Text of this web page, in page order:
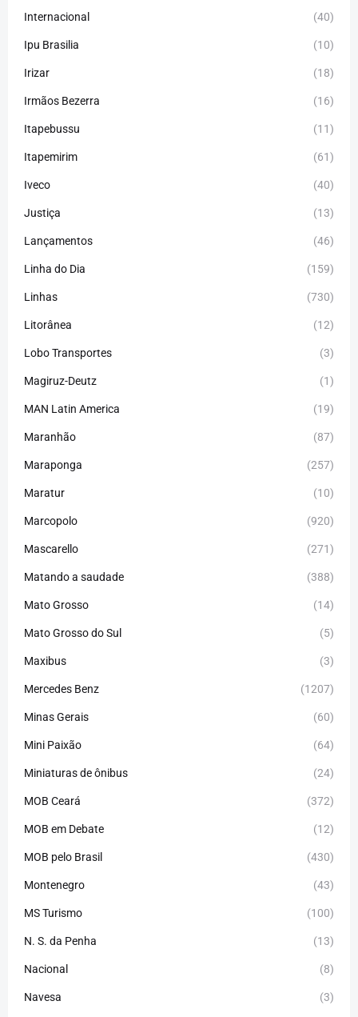
Internacional (40)
Ipu Brasilia (10)
Irizar (18)
Irmãos Bezerra (16)
Itapebussu (11)
Itapemirim (61)
Iveco (40)
Justiça (13)
Lançamentos (46)
Linha do Dia (159)
Linhas (730)
Litorânea (12)
Lobo Transportes (3)
Magiruz-Deutz (1)
MAN Latin America (19)
Maranhão (87)
Maraponga (257)
Maratur (10)
Marcopolo (920)
Mascarello (271)
Matando a saudade (388)
Mato Grosso (14)
Mato Grosso do Sul (5)
Maxibus (3)
Mercedes Benz (1207)
Minas Gerais (60)
Mini Paixão (64)
Miniaturas de ônibus (24)
MOB Ceará (372)
MOB em Debate (12)
MOB pelo Brasil (430)
Montenegro (43)
MS Turismo (100)
N. S. da Penha (13)
Nacional (8)
Navesa (3)